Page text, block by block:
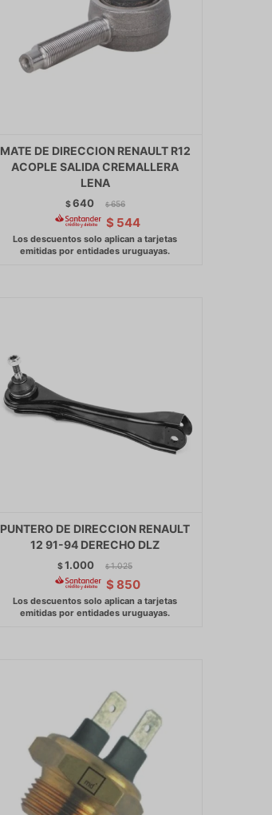
MATE DE DIRECCION RENAULT R12
ACOPLE SALIDA CREMALLERA
LENA
$640 $ 656
$ 544
PUNTERO DE DIRECCION RENAULT
12 91-94 DERECHO DLZ
$1.000 $ 1.025
$ 850